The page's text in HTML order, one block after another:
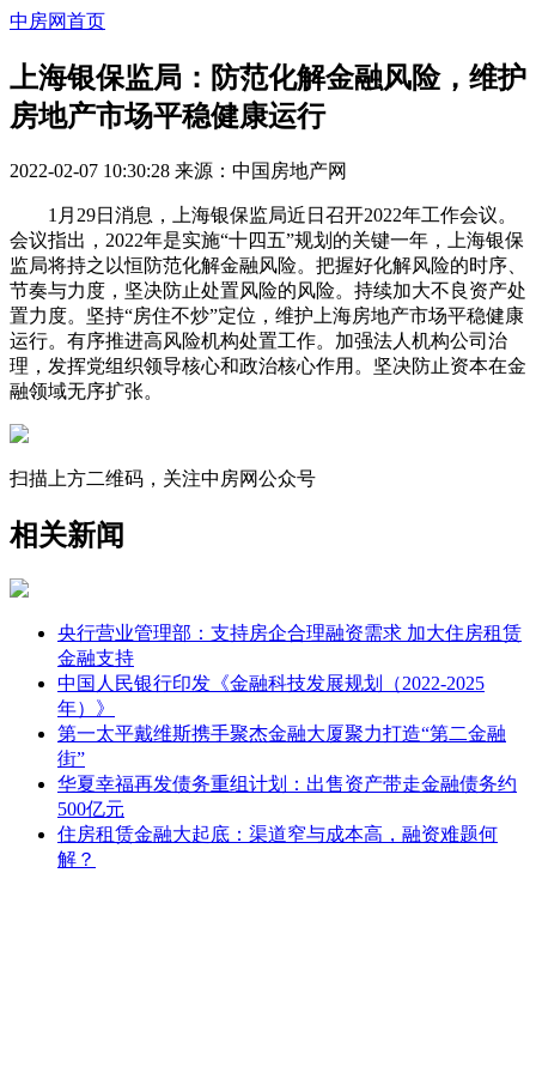
中房网首页
上海银保监局：防范化解金融风险，维护
房地产市场平稳健康运行
2022-02-07 10:30:28 来源： 中国房地产网
1月29日消息，上海银保监局近日召开2022年工作会议。
会议指出，2022年是实施“十四五”规划的关键一年，上海银保
监局将持之以恒防范化解金融风险。把握好化解风险的时序、
节奏与力度，坚决防止处置风险的风险。持续加大不良资产处
置力度。坚持“房住不炒”定位，维护上海房地产市场平稳健康
运行。有序推进高风险机构处置工作。加强法人机构公司治
理，发挥党组织领导核心和政治核心作用。坚决防止资本在金
融领域无序扩张。
扫描上方二维码，关注中房网公众号
相关新闻
央行营业管理部：支持房企合理融资需求 加大住房租赁
金融支持
中国人民银行印发《金融科技发展规划（2022-2025
年）》
第一太平戴维斯携手聚杰金融大厦聚力打造“第二金融
街”
华夏幸福再发债务重组计划：出售资产带走金融债务约
500亿元
住房租赁金融大起底：渠道窄与成本高，融资难题何
解？